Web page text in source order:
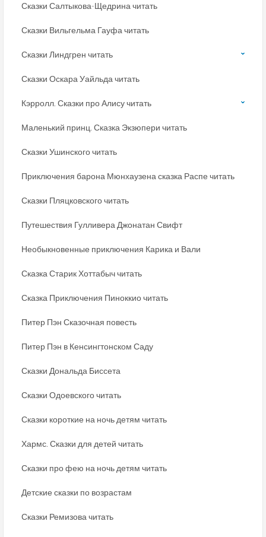
Сказки Салтыкова-Щедрина читать
Сказки Вильгельма Гауфа читать
Сказки Линдгрен читать
Сказки Оскара Уайльда читать
Кэрролл. Сказки про Алису читать
Маленький принц. Сказка Экзюпери читать
Сказки Ушинского читать
Приключения барона Мюнхаузена сказка Распе читать
Сказки Пляцковского читать
Путешествия Гулливера Джонатан Свифт
Необыкновенные приключения Карика и Вали
Сказка Старик Хоттабыч читать
Сказка Приключения Пиноккио читать
Питер Пэн Сказочная повесть
Питер Пэн в Кенсингтонском Саду
Сказки Дональда Биссета
Сказки Одоевского читать
Сказки короткие на ночь детям читать
Хармс. Сказки для детей читать
Сказки про фею на ночь детям читать
Детские сказки по возрастам
Сказки Ремизова читать